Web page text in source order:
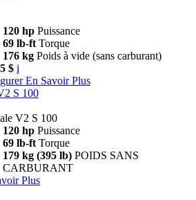
120 hp Puissance
69 lb-ft Torque
176 kg Poids à vide (sans carburant)
$ i
En Savoir Plus
S 100
V2 S 100
120 hp Puissance
69 lb-ft Torque
179 kg (395 lb) POIDS SANS
CARBURANT
Plus